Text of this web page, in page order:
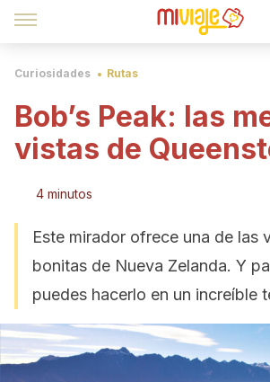
Curiosidades Rutas
Bob’s Peak: las
vistas de
4 minutos
Este mirador ofrece una de las
bonitas de Nueva Zelanda. Y
puedes hacerlo en un increíble